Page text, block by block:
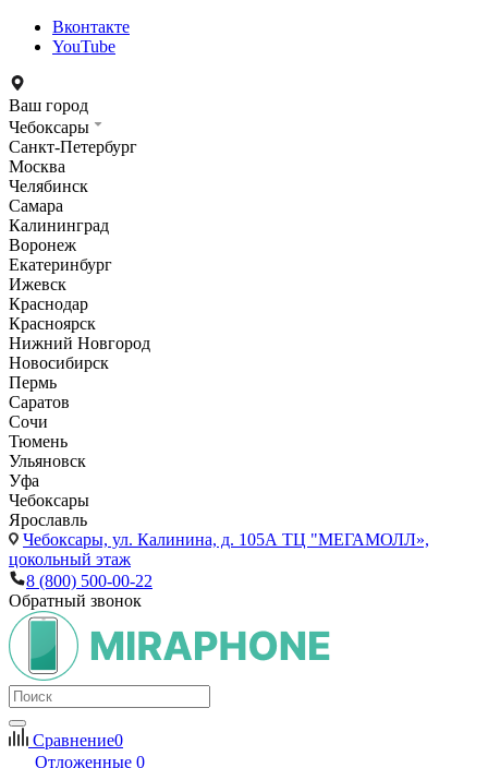
Вконтакте
YouTube
Ваш город
Чебоксары
Санкт-Петербург
Москва
Челябинск
Самара
Калининград
Воронеж
Екатеринбург
Ижевск
Краснодар
Красноярск
Нижний Новгород
Новосибирск
Пермь
Саратов
Сочи
Тюмень
Ульяновск
Уфа
Чебоксары
Ярославль
Чебоксары, ул. Калинина, д. 105А ТЦ "МЕГАМОЛЛ»,
цокольный этаж
8 (800) 500-00-22
Обратный звонок
Сравнение0
Отложенные 0